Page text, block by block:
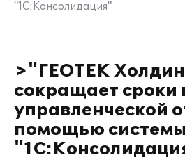
"1С:Консолидация"
>"ГЕОТЕК
сокращает сроки
управленческой
помощью системы